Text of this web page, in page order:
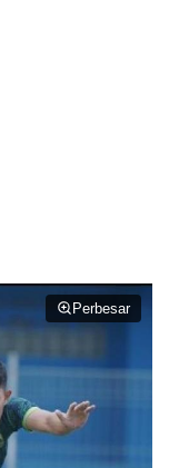
Perbesar